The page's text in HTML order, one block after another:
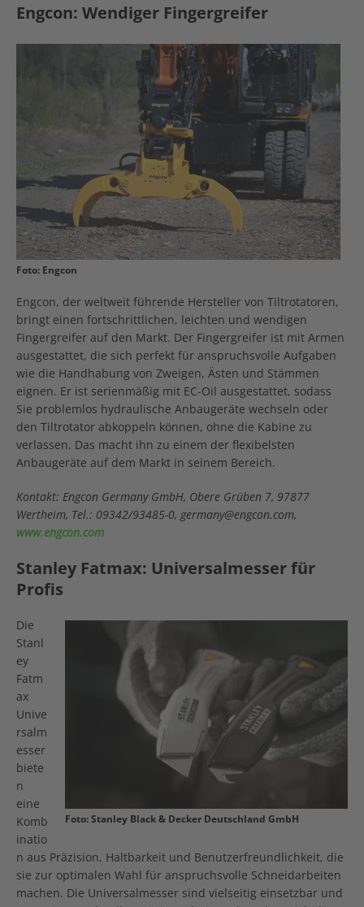
Engcon: Wendiger Fingergreifer
Foto: Engcon
Engcon, der weltweit führende Hersteller von Tiltrotatoren,
bringt einen fortschrittlichen, leichten und wendigen
Fingergreifer auf den Markt. Der Fingergreifer ist mit Armen
ausgestattet, die sich perfekt für anspruchsvolle Aufgaben
wie die Handhabung von Zweigen, Ästen und Stämmen
eignen. Er ist serienmäßig mit EC-Oil ausgestattet, sodass
Sie problemlos hydraulische Anbaugeräte wechseln oder
den Tiltrotator abkoppeln können, ohne die Kabine zu
verlassen. Das macht ihn zu einem der flexibelsten
Anbaugeräte auf dem Markt in seinem Bereich.
Kontakt: Engcon Germany GmbH, Obere Grüben 7, 97877
Wertheim, Tel.: 09342/93485-0, germany@engcon.com,
www.engcon.com
Stanley Fatmax: Universalmesser für
Profis
Foto: Stanley Black & Decker Deutschland GmbH
Die
Stanl
ey
Fatm
ax
Unive
rsalm
esser
biete
n
eine
Komb
inatio
n aus Präzision, Haltbarkeit und Benutzerfreundlichkeit, die
sie zur optimalen Wahl für anspruchsvolle Schneidarbeiten
machen. Die Universalmesser sind vielseitig einsetzbar und